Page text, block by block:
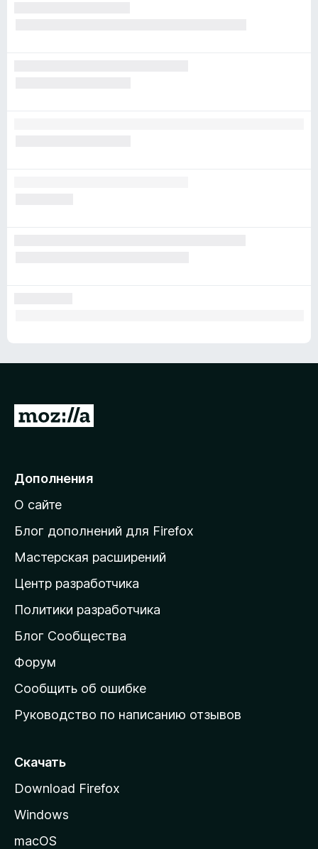
П
е
й
т
и
а
д
о
а
ш
н
ю
т
а
н
Дополнения
О сайте
Блог дополнений для Firefox
Мастерская расширений
Центр разработчика
Политики разработчика
Блог Сообщества
Форум
Сообщить об ошибке
Руководство по написанию отзывов
Скачать
Download Firefox
Windows
macOS